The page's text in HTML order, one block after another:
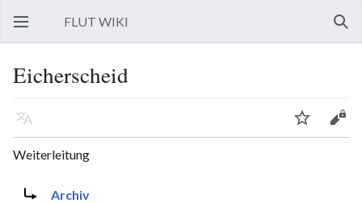
Hauptmenü öffnen
FLUT WIKI
Eicherscheid
Sprache Beobachten
Bearbeiten
Weiterleitung
Archiv